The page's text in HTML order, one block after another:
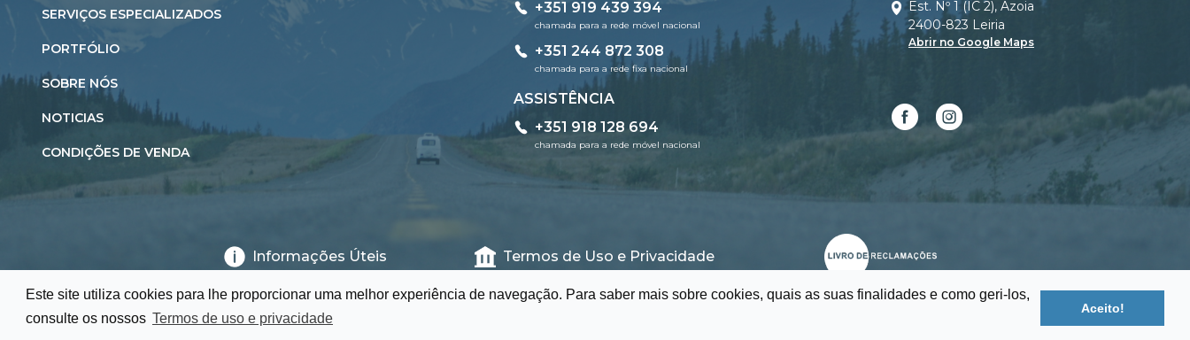
Este site utiliza cookies para lhe proporcionar uma melhor experiência de navegação. Para saber mais sobre cookies, quais as suas finalidades e como geri-los,
consulte os nossos Termos de uso e privacidade
Aceito!
SERVIÇOS ESPECIALIZADOS
PORTFÓLIO
SOBRE NÓS
NOTICIAS
CONDIÇÕES DE VENDA
+351 919 439 394
chamada para a rede móvel nacional
+351 244 872 308
chamada para a rede fixa nacional
ASSISTÊNCIA
+351 918 128 694
chamada para a rede móvel nacional
Est. Nº 1 (IC 2), Azoia
2400-823 Leiria
Abrir no Google Maps
Informações Úteis Termos de Uso e Privacidade